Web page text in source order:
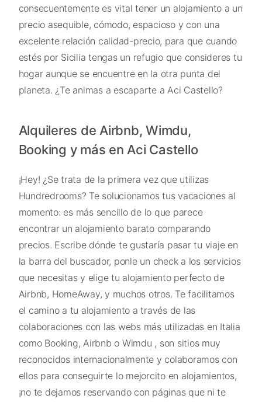
consecuentemente es vital tener un alojamiento a un
precio asequible, cómodo, espacioso y con una
excelente relación calidad-precio, para que cuando
estés por Sicilia tengas un refugio que consideres tu
hogar aunque se encuentre en la otra punta del
planeta. ¿Te animas a escaparte a Aci Castello?
Alquileres de Airbnb, Wimdu,
Booking y más en Aci Castello
¡Hey! ¿Se trata de la primera vez que utilizas
Hundredrooms? Te solucionamos tus vacaciones al
momento: es más sencillo de lo que parece
encontrar un alojamiento barato comparando
precios. Escribe dónde te gustaría pasar tu viaje en
la barra del buscador, ponle un check a los servicios
que necesitas y elige tu alojamiento perfecto de
Airbnb, HomeAway, y muchos otros. Te facilitamos
el camino a tu alojamiento a través de las
colaboraciones con las webs más utilizadas en Italia
como Booking, Airbnb o Wimdu , son sitios muy
reconocidos internacionalmente y colaboramos con
ellos para conseguirte lo mejorcito en alojamientos,
¡no te dejamos reservando con páginas que ni te